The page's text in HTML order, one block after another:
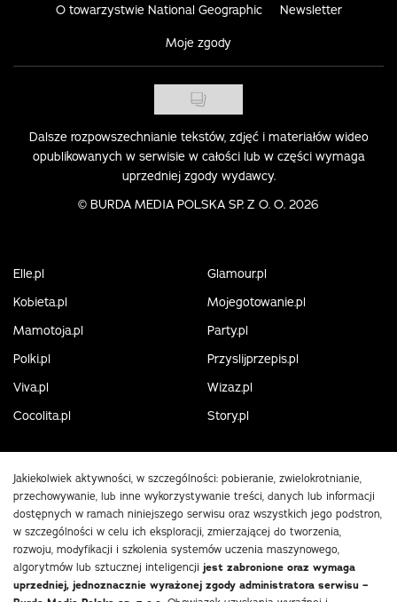
O towarzystwie National Geographic Newsletter
Moje zgody
Dalsze rozpowszechnianie tekstów, zdjęć i materiałów wideo
opublikowanych w serwisie w całości lub w części wymaga
uprzedniej zgody wydawcy.
© BURDA MEDIA POLSKA SP. Z O. O. 2026
Elle.pl
Glamour.pl
Kobieta.pl
Mojegotowanie.pl
Mamotoja.pl
Party.pl
Polki.pl
Przyslijprzepis.pl
Viva.pl
Wizaz.pl
Cocolita.pl
Story.pl
Jakiekolwiek aktywności, w szczególności: pobieranie, zwielokrotnianie,
przechowywanie, lub inne wykorzystywanie treści, danych lub informacji
dostępnych w ramach niniejszego serwisu oraz wszystkich jego podstron,
w szczególności w celu ich eksploracji, zmierzającej do tworzenia,
rozwoju, modyfikacji i szkolenia systemów uczenia maszynowego,
algorytmów lub sztucznej inteligencji jest zabronione oraz wymaga
uprzedniej, jednoznacznie wyrażonej zgody administratora serwisu –